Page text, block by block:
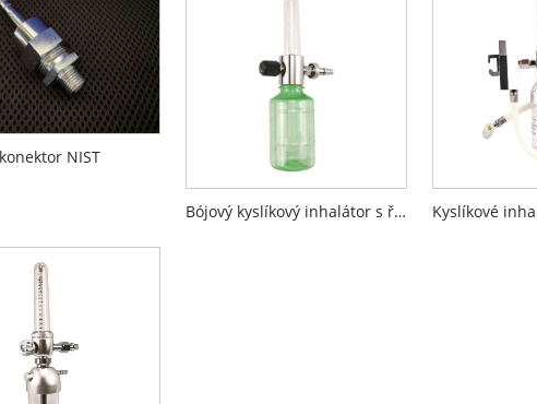
konektor NIST
Bójový kyslíkový inhalátor s řízeným průtokem kyslíku